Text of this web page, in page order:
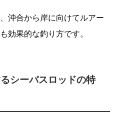
沖合から岸に向けてルアー
効果的な釣り方です。
シーバスロッドの特